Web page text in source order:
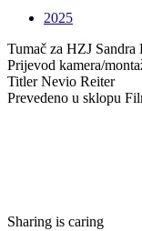
2025
Tumač za HZJ Sandra
Prijevod kamera/
TitlerNevio Reiter
Prevedeno u sklopu
Sharing is caring